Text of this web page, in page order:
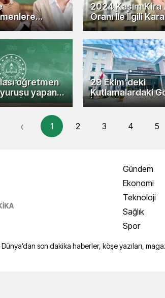
Zam Oranı
2024 Kasım Kira
Oranı İle İlgili
Zaman
öğretmen
yapan
İşte
il il güncel
29 Ekim'deki
Kutlamalardaki
İçin Soruşturma
‹ 1 2 3 4 5
Gündem
Ekonomi
Teknoloji
Sağlık
Spor
son dakika haberler, köşe yazıları,